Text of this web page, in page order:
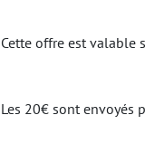
Cette offre est valable
Les 20€ sont envoyés